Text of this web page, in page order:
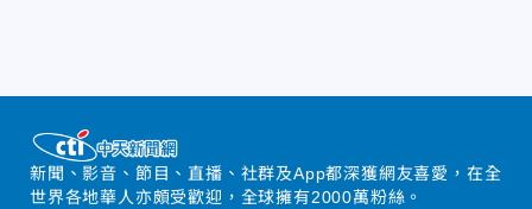
新聞、影音、節目、直播、社群及App都深獲網友喜愛，在全
世界各地華人亦頗受歡迎，全球擁有2000萬粉絲。